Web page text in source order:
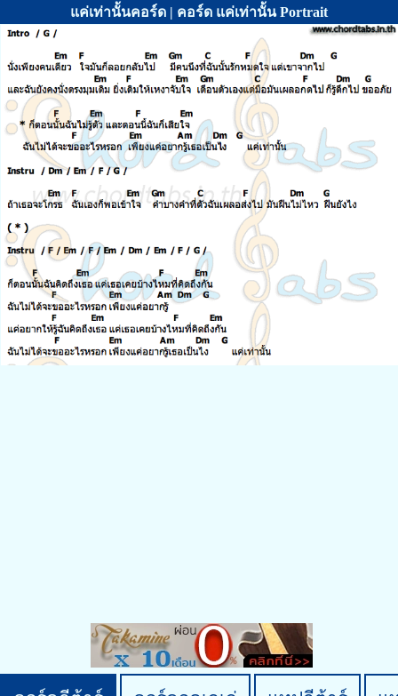
แค่เท่านั้นคอร์ด | คอร์ด แค่เท่านั้น Portrait